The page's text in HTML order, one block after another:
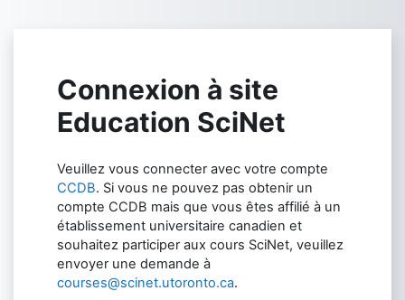
Connexion à site
Education SciNet
Veuillez vous connecter avec votre compte
CCDB. Si vous ne pouvez pas obtenir un
compte CCDB mais que vous êtes affilié à un
établissement universitaire canadien et
souhaitez participer aux cours SciNet, veuillez
envoyer une demande à
courses@scinet.utoronto.ca.